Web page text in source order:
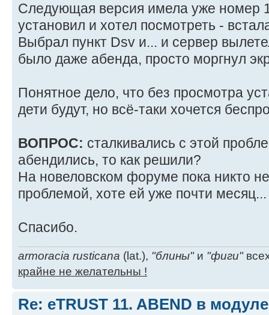
Следующая версия имела уже номер
установил и хотел посмотреть -
Выбрал пункт Dsv и... и сервер
было даже абенда, просто моргнул
Понятное дело, что без просмотра
дети будут, но всё-таки хочется
ВОПРОС: сталкивались с этой
абендились, то как решили?
На новеловском форуме пока никто
проблемой, хоте ей уже почти месяц...
Спасибо.
armoracia rusticana (lat.), "блины"и "фиги"
крайне не желательны !
Re: eTRUST 11. ABEND в